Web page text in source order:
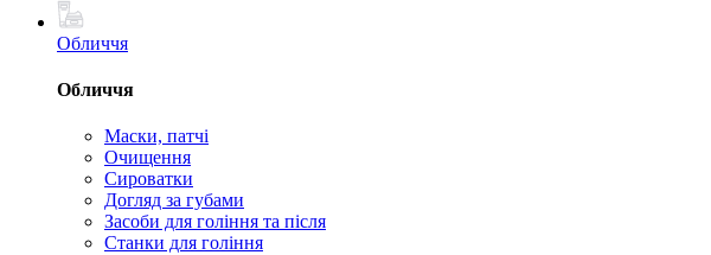
Обличчя
Обличчя
Маски, патчі
Очищення
Сироватки
Догляд за губами
Засоби для гоління та після
Станки для гоління